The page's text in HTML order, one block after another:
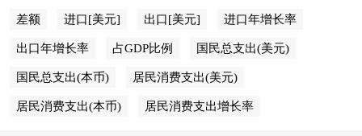
差额 进口[美元] 出口[美元] 进口年增长率
出口年增长率 占GDP比例 国民总支出(美元)
国民总支出(本币) 居民消费支出(美元)
居民消费支出(本币) 居民消费支出增长率